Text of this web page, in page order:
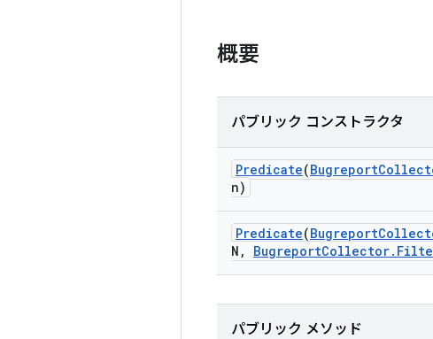
概要
パブリック コンストラクタ
Predicate(Bugreport
n)
Predicate(Bugreport
N , BugreportCollector.
パブリック メソッド